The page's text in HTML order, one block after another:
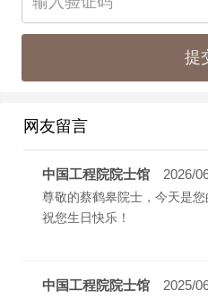
网友留言
中国工程院院士馆 2026/
尊敬的蔡鹤皋院士，今天是
祝您生日快乐！
中国工程院院士馆 2025/